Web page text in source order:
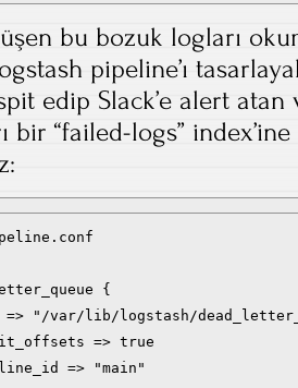
bu bozuk logları
pipeline’ı
edip Slack’e alert
bir “failed-logs”
{
=> "/var/lib/logstash/
=> true
=> "main"